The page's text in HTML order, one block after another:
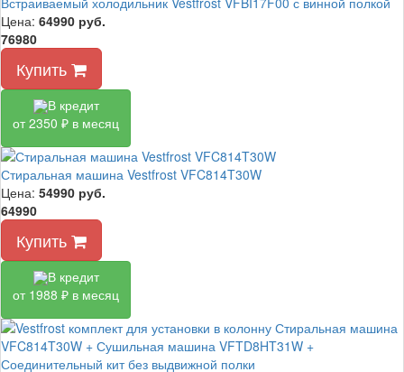
Цена: 64990 руб.
76980
Купить
В кредит
от 2350 ₽ в месяц
Стиральная машина Vestfrost VFC814T30W
Цена: 54990 руб.
64990
Купить
В кредит
от 1988 ₽ в месяц